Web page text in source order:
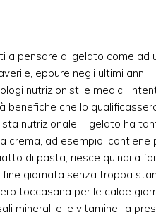
a pensare al gelato come ad
eppure negli ultimi
nutrizionisti e medici,
benefiche che lo
nutrizionale, il gelato ha
crema, ad esempio, contiene
di pasta, riesce quindi a
fine giornata senza troppa
toccasana per le calde
minerali e le vitamine: la